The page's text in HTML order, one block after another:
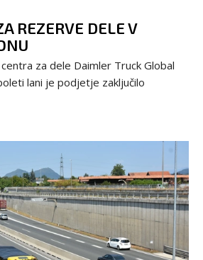
REZERVE DELE V
za dele Daimler Truck Global
lani je podjetje zaključilo